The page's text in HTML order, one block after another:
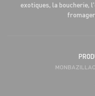
exotiques, la boucherie,